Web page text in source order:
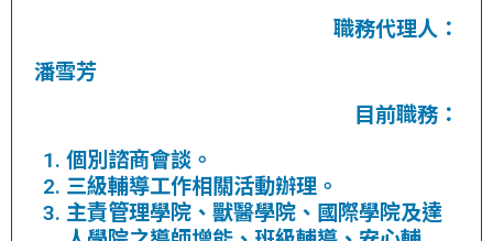
職務代理人：
潘雪芳
目前職務：
個別諮商會談。
三級輔導工作相關活動辦理。
主責管理學院、獸醫學院、國際學院及達